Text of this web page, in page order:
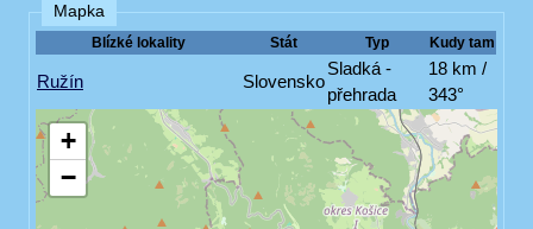
Mapka
Blízké lokality Stát Typ Kudy tam
Ružín Slovensko
Sladká -
přehrada
18 km /
343°